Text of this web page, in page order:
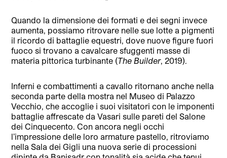
Quando la dimensione dei formati e dei segni invece
aumenta, possiamo ritrovare nelle sue lotte a pigmenti
il ricordo di battaglie equestri, dove nuove figure fuori
fuoco si trovano a cavalcare sfuggenti masse di
materia pittorica turbinante (The Builder, 2019).
Inferni e combattimenti a cavallo ritornano anche nella
seconda parte della mostra nel Museo di Palazzo
Vecchio, che accoglie i suoi visitatori con le imponenti
battaglie affrescate da Vasari sulle pareti del Salone
dei Cinquecento. Con ancora negli occhi
l’impressione delle loro armature pastello, ritroviamo
nella Sala dei Gigli una nuova serie di processioni